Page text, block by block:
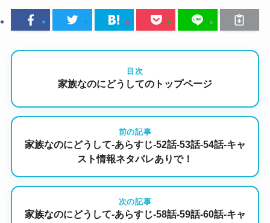
目次
家族なのにどうしてのトップページ
前の記事
家族なのにどうして-あらすじ-52話-53話-54話-キャ
スト情報ネタバレありで！
次の記事
家族なのにどうして-あらすじ-58話-59話-60話-キャ